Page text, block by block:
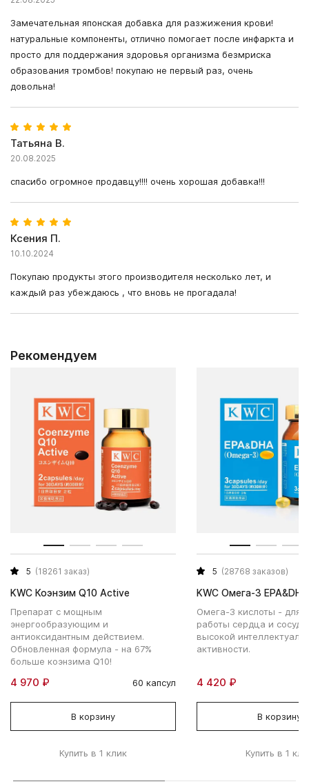
Замечательная японская добавка для разжижения крови!
натуральные компоненты, отлично помогает после инфаркта и
просто для поддержания здоровья организма безмриска
образования тромбов! покупаю не первый раз, очень
довольна!
Татьяна В.
20.08.2025
спасибо огромное продавцу!!!! очень хорошая добавка!!!
Ксения П.
10.10.2024
Покупаю продукты этого производителя несколько лет, и
каждый раз убеждаюсь , что вновь не прогадала!
Рекомендуем
5 (18261 заказ)
KWC Коэнзим Q10 Active
Препарат с мощным
энергообразующим и
антиоксидантным действием.
Обновленная формула - на 67%
больше коэнзима Q10!
4 970 ₽ 60 капсул
В корзину
Купить в 1 клик
5 (28768 заказов)
KWC Омега-3 EPA&DHA
Омега-3 кислоты - для
работы сердца и
высокой
активности.
4 420 ₽
В корзину
Купить в 1